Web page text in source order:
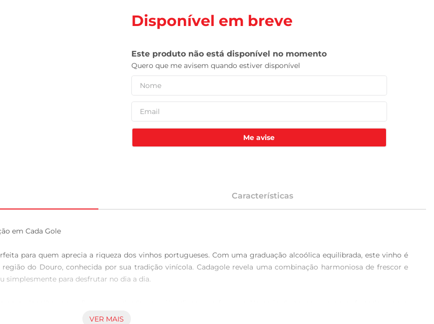
Disponível em breve
Me avise
Características
em Cada Gole
para quem aprecia a riqueza dos vinhos portugueses. Com uma graduação alcoólica equilibrada, este vinho é
do Douro, conhecida por sua tradição vinícola. Cadagole revela uma combinação harmoniosa de frescor e
simplesmente para desfrutar no dia a dia.
Em boca, o vinho é leve e refrescante, com uma acidez bem equilibrada que proporciona um final agradável e
VER MAIS